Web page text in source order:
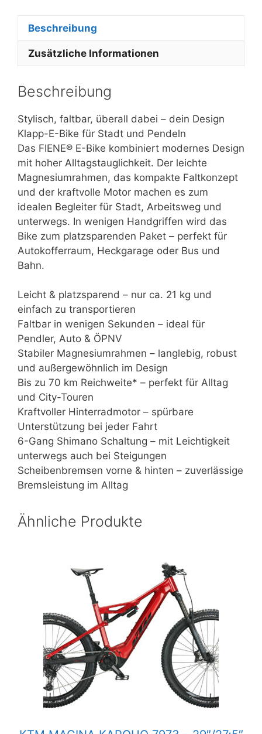
Beschreibung
Zusätzliche Informationen
Beschreibung
Stylisch, faltbar, überall dabei – dein Design
Klapp-E-Bike für Stadt und Pendeln
Das FIENE® E-Bike kombiniert modernes Design
mit hoher Alltagstauglichkeit. Der leichte
Magnesiumrahmen, das kompakte Faltkonzept
und der kraftvolle Motor machen es zum
idealen Begleiter für Stadt, Arbeitsweg und
unterwegs. In wenigen Handgriffen wird das
Bike zum platzsparenden Paket – perfekt für
Autokofferraum, Heckgarage oder Bus und
Bahn.
Leicht & platzsparend – nur ca. 21 kg und
einfach zu transportieren
Faltbar in wenigen Sekunden – ideal für
Pendler, Auto & ÖPNV
Stabiler Magnesiumrahmen – langlebig, robust
und außergewöhnlich im Design
Bis zu 70 km Reichweite* – perfekt für Alltag
und City-Touren
Kraftvoller Hinterradmotor – spürbare
Unterstützung bei jeder Fahrt
6-Gang Shimano Schaltung – mit Leichtigkeit
unterwegs auch bei Steigungen
Scheibenbremsen vorne & hinten – zuverlässige
Bremsleistung im Alltag
Ähnliche Produkte